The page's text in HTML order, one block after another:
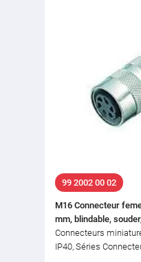
99 2002 00 02
M16 Connecteur
mm, blindable,
Connecteurs
IP40, Séries